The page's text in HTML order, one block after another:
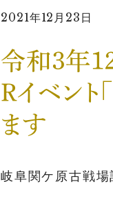
2021年12月23日
令和３年１
Ｒイベン
ます
岐阜関ケ原古戦